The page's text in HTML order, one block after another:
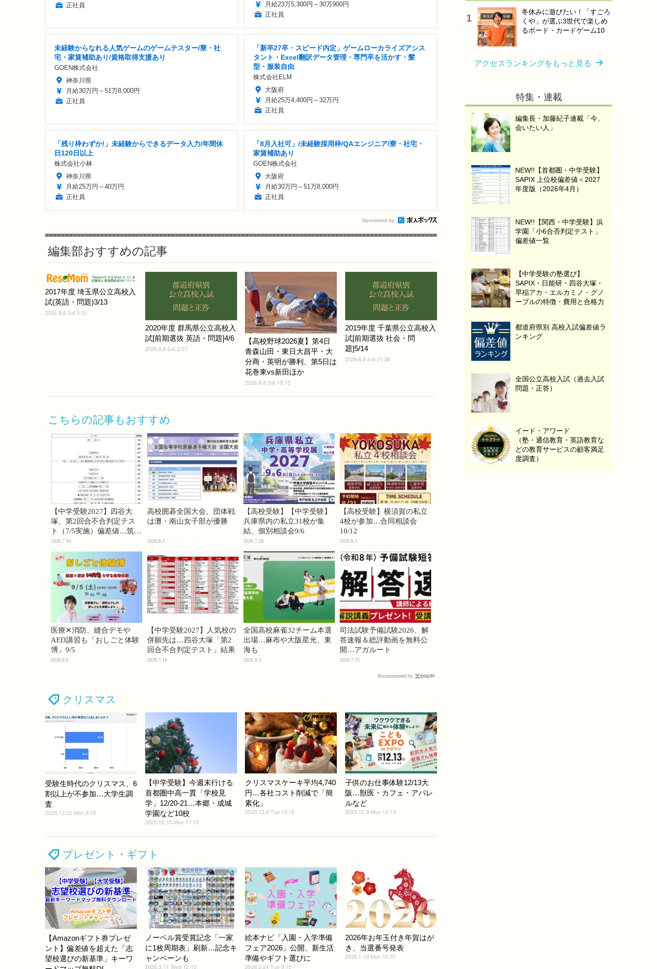
正社員
月給23万5,300円～30万900円
正社員
未経験からなれる人気ゲームのゲームテスター/寮・社
宅・家賃補助あり/資格取得支援あり
GOEN株式会社
神奈川県
月給30万円～51万8,000円
正社員
「新卒27卒・スピード内定」ゲームローカライズアシス
タント・Excel翻訳データ管理・専門卒を活かす・髪
型・服装自由
株式会社ELM
大阪府
月給25万4,400円～32万円
正社員
「残り枠わずか!」未経験からできるデータ入力/年間休
日120日以上
株式会社小林
神奈川県
月給25万円～40万円
正社員
「8月入社可」/未経験採用枠/QAエンジニア/寮・社宅・
家賃補助あり
GOEN株式会社
大阪府
月給30万円～51万8,000円
正社員
Sponsored by
編集部おすすめの記事
2017年度 埼玉県公立高校入
試(英語・問題)3/13
2026.8.8 Sat 5:31
2020年度 群馬県公立高校入
試[前期選抜 英語・問題]4/6
2026.8.8 Sat 2:57
【高校野球2026夏】第4日
青森山田・東日大昌平・大
分商・英明が勝利、第5日は
花巻東vs新田ほか
2026.8.8 Sat 15:15
2019年度 千葉県公立高校入
試[前期選抜 社会・問
題]5/14
2026.8.8 Sat 21:36
こちらの記事もおすすめ
【中学受験2027】四谷大
塚、第2回合不合判定テス
ト（7/5実施）偏差値…筑駒
74・桜蔭70＜PR＞
2026.7.10
高校囲碁全国大会、団体戦
は灘・南山女子部が優勝
2026.8.5
【高校受験】【中学受験】
兵庫県内の私立31校が集
結、個別相談会9/6
2026.7.28
【高校受験】横須賀の私立
4校が参加…合同相談会
10/12
2026.8.5
医療✕消防、縫合デモや
AED講習も「おしごと体験
博」9/5
2026.8.6
【中学受験2027】人気校の
併願先は…四谷大塚「第2
回合不合判定テスト」結果
2026.7.16
全国高校麻雀32チーム本選
出場…麻布や大阪星光、東
海も
2026.8.5
司法試験予備試験2026、解
答速報＆総評動画を無料公
開…アガルート
2026.7.21
Recommended by
クリスマス
受験生時代のクリスマス、6
割以上が不参加…大学生調
査
2025.12.22 Mon 9:15
【中学受験】今週末行ける
首都圏中高一貫「学校見
学」12/20-21…本郷・成城
学園など10校
2025.12.15 Mon 11:15
クリスマスケーキ平均4,740
円…各社コスト削減で「簡
素化」
2025.12.9 Tue 13:15
子供のお仕事体験12/13大
阪…獣医・カフェ・アパレ
ルなど
2025.12.8 Mon 14:15
プレゼント・ギフト
【Amazonギフト券プレゼ
ント】偏差値を超えた「志
望校選びの新基準」キーワ
ノーベル賞受賞記念「一家
に1枚周期表」刷新…記念キ
ャンペーンも
2026.3.11 Wed 12:15
絵本ナビ「入園・入学準備
フェア2026」公開、新生活
準備やギフト選びに
2026.2.24 Tue 9:15
2026年お年玉付き年賀はが
き、当選番号発表
2026.1.19 Mon 10:51
冬休みに遊びたい！「すごろ
くや」が選ぶ3世代で楽しめ
るボード・カードゲーム10
アクセスランキングをもっと見る
特集・連載
編集長・加藤紀子連載「今、
会いたい人」
NEW!!【首都圏・中学受験】
SAPIX 上位校偏差値＜2027
年度版（2026年4月）
NEW!!【関西・中学受験】浜
学園「小6合否判定テスト」
偏差値一覧
【中学受験の塾選び】
SAPIX・日能研・四谷大塚・
早稲アカ・エルカミノ・グノ
ーブルの特徴・費用と合格力
都道府県別 高校入試偏差値ラ
ンキング
全国公立高校入試（過去入試
問題・正答）
イード・アワード
（塾・通信教育・英語教育な
どの教育サービスの顧客満足
度調査）